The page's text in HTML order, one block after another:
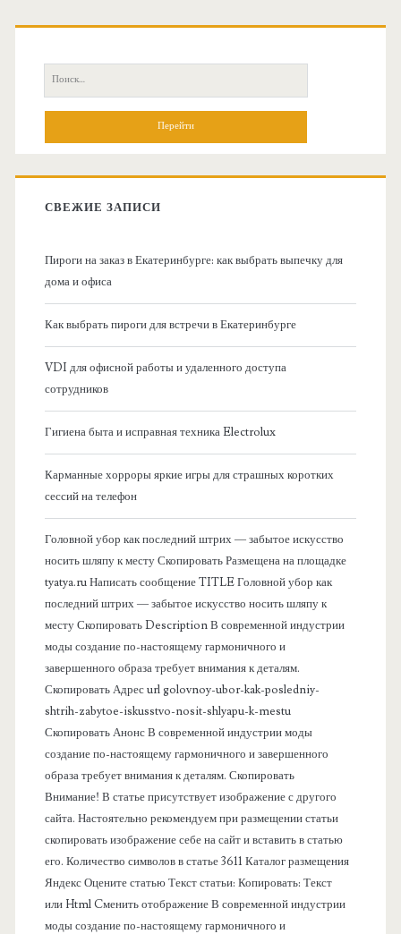
О
П
о
:
СВЕЖИЕ ЗАПИСИ
Пироги на заказ в Екатеринбурге: как выбрать выпечку для
дома и офиса
Как выбрать пироги для встречи в Екатеринбурге
VDI для офисной работы и удаленного доступа
сотрудников
Гигиена быта и исправная техника Electrolux
Карманные хорроры яркие игры для страшных коротких
сессий на телефон
Головной убор как последний штрих — забытое искусство
носить шляпу к месту Скопировать Размещена на площадке
tyatya.ru Написать сообщение TITLE Головной убор как
последний штрих — забытое искусство носить шляпу к
месту Скопировать Description В современной индустрии
моды создание по-настоящему гармоничного и
завершенного образа требует внимания к деталям.
Скопировать Адрес url golovnoy-ubor-kak-posledniy-
shtrih-zabytoe-iskusstvo-nosit-shlyapu-k-mestu
Скопировать Анонс В современной индустрии моды
создание по-настоящему гармоничного и завершенного
образа требует внимания к деталям. Скопировать
Внимание! В статье присутствует изображение с другого
сайта. Настоятельно рекомендуем при размещении статьи
скопировать изображение себе на сайт и вставить в статью
его. Количество символов в статье 3611 Каталог размещения
Яндекс Оцените статью Текст статьи: Копировать: Текст
или Html Cменить отображение В современной индустрии
моды создание по-настоящему гармоничного и